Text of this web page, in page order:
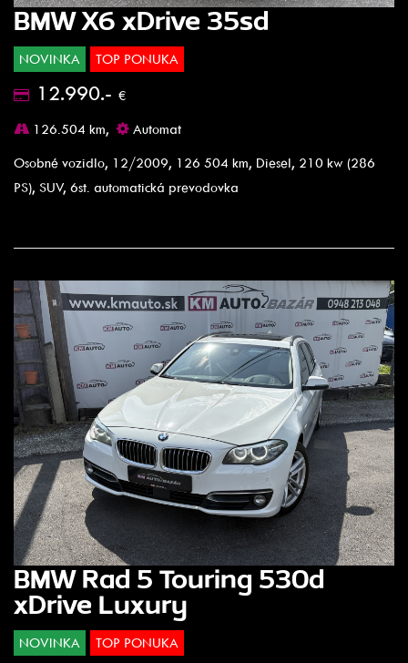
BMW X6 xDrive 35sd
NOVINKA TOP PONUKA
12.990.- €
126.504 km,
Automat
Osobné vozidlo, 12/2009, 126 504 km, Diesel, 210 kw (286
PS), SUV, 6st. automatická prevodovka
BMW Rad 5 Touring 530d
xDrive Luxury
NOVINKA TOP PONUKA